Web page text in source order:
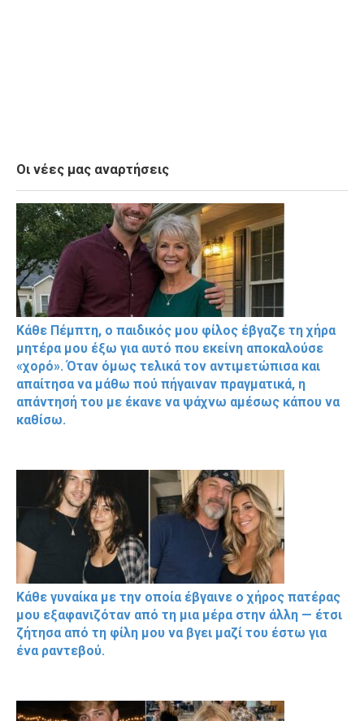
Οι νέες μας αναρτήσεις
Κάθε Πέμπτη, ο παιδικός μου φίλος έβγαζε τη χήρα
μητέρα μου έξω για αυτό που εκείνη αποκαλούσε
«χορό». Όταν όμως τελικά τον αντιμετώπισα και
απαίτησα να μάθω πού πήγαιναν πραγματικά, η
απάντησή του με έκανε να ψάχνω αμέσως κάπου να
καθίσω.
Κάθε γυναίκα με την οποία έβγαινε ο χήρος πατέρας
μου εξαφανιζόταν από τη μια μέρα στην άλλη — έτσι
ζήτησα από τη φίλη μου να βγει μαζί του έστω για
ένα ραντεβού.